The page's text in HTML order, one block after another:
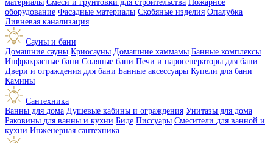
материалы Смеси и грунтовки для строительства Пожарное
оборудование Фасадные материалы Скобяные изделия Опалубка
Ливневая канализация
Сауны и бани
Домашние сауны Криосауны Домашние хаммамы Банные комплексы
Инфракрасные бани Соляные бани Печи и парогенераторы для бани
Двери и ограждения для бани Банные аксессуары Купели для бани
Камины
Сантехника
Ванны для дома Душевые кабины и ограждения Унитазы для дома
Раковины для ванны и кухни Биде Писсуары Смесители для ванной и
кухни Инженерная сантехника